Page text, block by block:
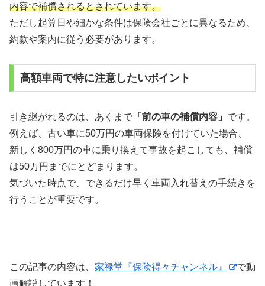
内容で補償されるとされています。
ただし起算日や細かな条件は保険会社ごとに異なるため、
約款や案内に従う必要があります。
高額車両で特に注意したいポイント
引き継がれるのは、あくまで 「前の車の補償内容」 です。
例えば、古い車に50万円の車両保険を付けていた場合、
新しく800万円の車に乗り換えて事故を起こしても、補償
は50万円までにとどまります。
気づいた時点で、できるだけ早く車両入れ替えの手続きを
行うことが重要です。
この記事の内容は、 家禄堂『保険得々チャンネル』
で動
画解説しています！